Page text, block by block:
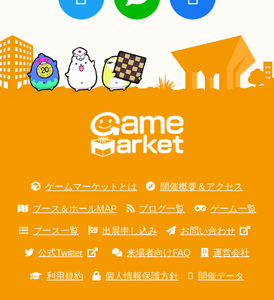
ゲームマーケットとは 開催概要＆アクセス
ブース＆ホールMAP ブログ一覧 ゲーム一覧
ブース一覧 出展申し込み お問い合わせ
公式Twitter 来場者向けFAQ 運営会社
利用規約 個人情報保護方針 開催データ